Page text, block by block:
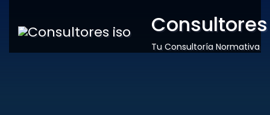
Consultores
Tu Consultoría Normativa